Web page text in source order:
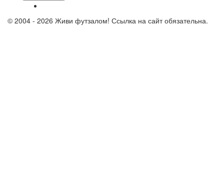
© 2004 - 2026 Живи футзалом! Ссылка на сайт обязательна.